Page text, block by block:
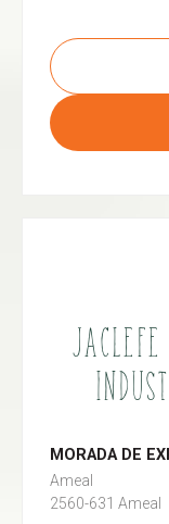
MORADA DE
Ameal
2560-631 Ameal